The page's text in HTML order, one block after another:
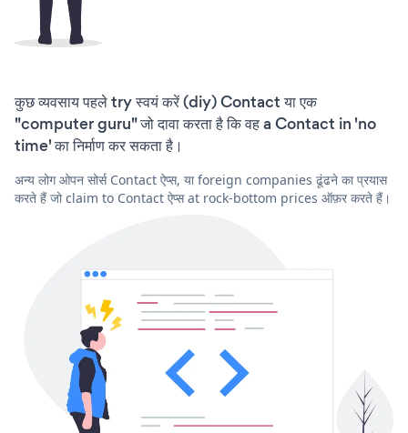
कुछ व्यवसाय पहले try स्वयं करें (diy) Contact या एक
"computer guru" जो दावा करता है कि वह a Contact in 'no
time' का निर्माण कर सकता है।
अन्य लोग ओपन सोर्स Contact ऐप्स, या foreign companies ढूंढने का प्रयास
करते हैं जो claim to Contact ऐप्स at rock-bottom prices ऑफ़र करते हैं।